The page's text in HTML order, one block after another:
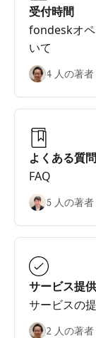
受付時間
fondeskオペ
いて
4 人の著者
よくある質問
FAQ
6 人の著者
サービス提供
サービスの
2 人の著者